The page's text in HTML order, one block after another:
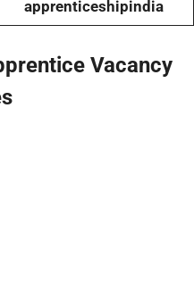
apprenticeshipindia
Vacancy